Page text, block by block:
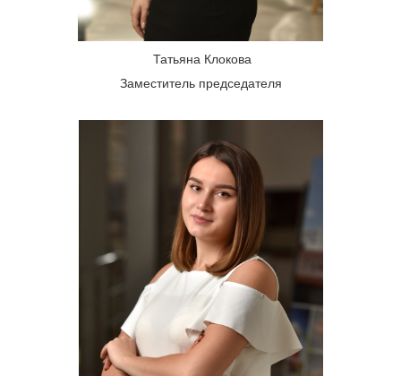
Татьяна Клокова
Заместитель председателя